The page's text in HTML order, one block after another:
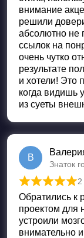
внимание
решили
абсолютно не
ссылок на
очень чутко
результате
и хотели! Это
когда видишь
из суеты
В
Знаток
Оценка
2
Обратились к
проектом для
устроили
внимательно